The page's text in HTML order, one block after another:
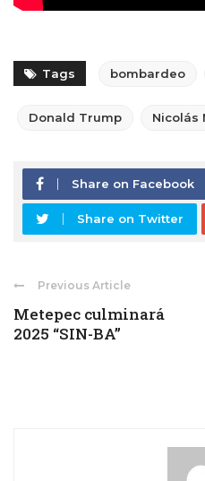
Tags bombardeo
Donald Trump Nicolás
Share on Facebook
Share on Twitter
Previous Article
Metepec culminará
2025 “SIN-BA”